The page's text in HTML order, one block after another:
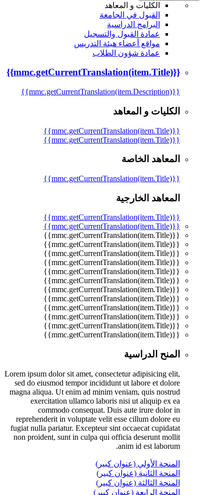
الكليات و المعاهد
القبول في الجامعة
البرامج الدراسية
عمادة القبول والتسجيل
مواقع أعضاء هيئة التدريس
عمادة شؤون الطلاب
{{mmc.getCurrentTranslation(item.Title)}}
{{mmc.getCurrentTranslation(item.Description)}}
الكليات و المعاهد
{{mmc.getCurrentTranslation(item.Title)}}
{{mmc.getCurrentTranslation(item.Title)}}
المعاهد الخاصة
{{mmc.getCurrentTranslation(item.Title)}}
المعاهد الخارجية
{{mmc.getCurrentTranslation(item.Title)}}
{{mmc.getCurrentTranslation(item.Title)}}
{{mmc.getCurrentTranslation(item.Title)}}
{{mmc.getCurrentTranslation(item.Title)}}
{{mmc.getCurrentTranslation(item.Title)}}
{{mmc.getCurrentTranslation(item.Title)}}
{{mmc.getCurrentTranslation(item.Title)}}
{{mmc.getCurrentTranslation(item.Title)}}
{{mmc.getCurrentTranslation(item.Title)}}
{{mmc.getCurrentTranslation(item.Title)}}
{{mmc.getCurrentTranslation(item.Title)}}
{{mmc.getCurrentTranslation(item.Title)}}
{{mmc.getCurrentTranslation(item.Title)}}
{{mmc.getCurrentTranslation(item.Title)}}
المنح الدراسية
Lorem ipsum dolor sit amet, consectetur adipisicing elit,
sed do eiusmod tempor incididunt ut labore et dolore
magna aliqua. Ut enim ad minim veniam, quis nostrud
exercitation ullamco laboris nisi ut aliquip ex ea
commodo consequat. Duis aute irure dolor in
reprehenderit in voluptate velit esse cillum dolore eu
fugiat nulla pariatur. Excepteur sint occaecat cupidatat
non proident, sunt in culpa qui officia deserunt mollit
anim id est laborum.
المنحة الأولي (عنوان كبير)
المنحة الثانية (عنوان كبير)
المنحة الثالثة (عنوان كبير)
المنحة الرابعة (عنوان كبير)